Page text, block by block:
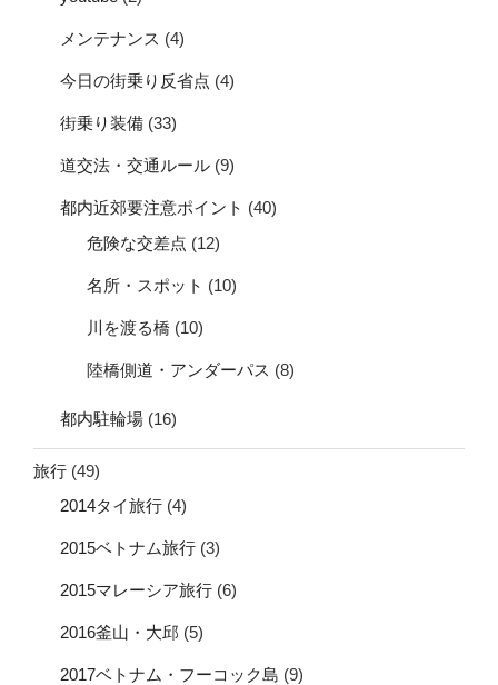
メンテナンス (4)
今日の街乗り反省点 (4)
街乗り装備 (33)
道交法・交通ルール (9)
都内近郊要注意ポイント (40)
危険な交差点 (12)
名所・スポット (10)
川を渡る橋 (10)
陸橋側道・アンダーパス (8)
都内駐輪場 (16)
旅行 (49)
2014タイ旅行 (4)
2015ベトナム旅行 (3)
2015マレーシア旅行 (6)
2016釜山・大邱 (5)
2017ベトナム・フーコック島 (9)